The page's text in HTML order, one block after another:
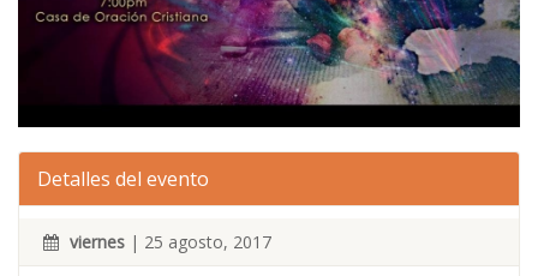
Detalles del evento
viernes | 25 agosto, 2017